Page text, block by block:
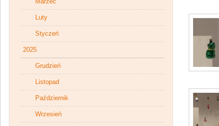
Luty
Styczeń
2025
Grudzień
Listopad
Październik
Wrzesień